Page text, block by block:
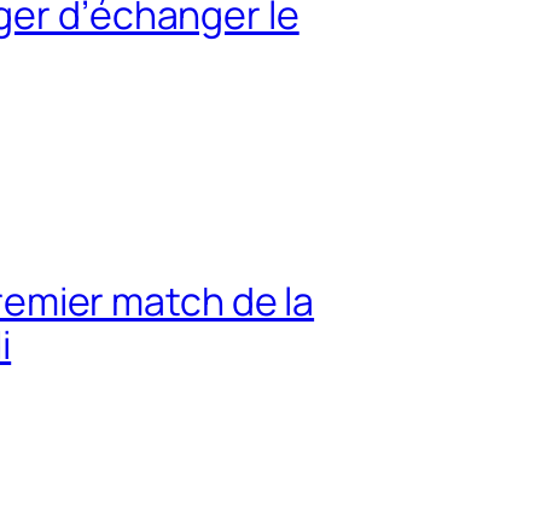
d’échanger le
match de la